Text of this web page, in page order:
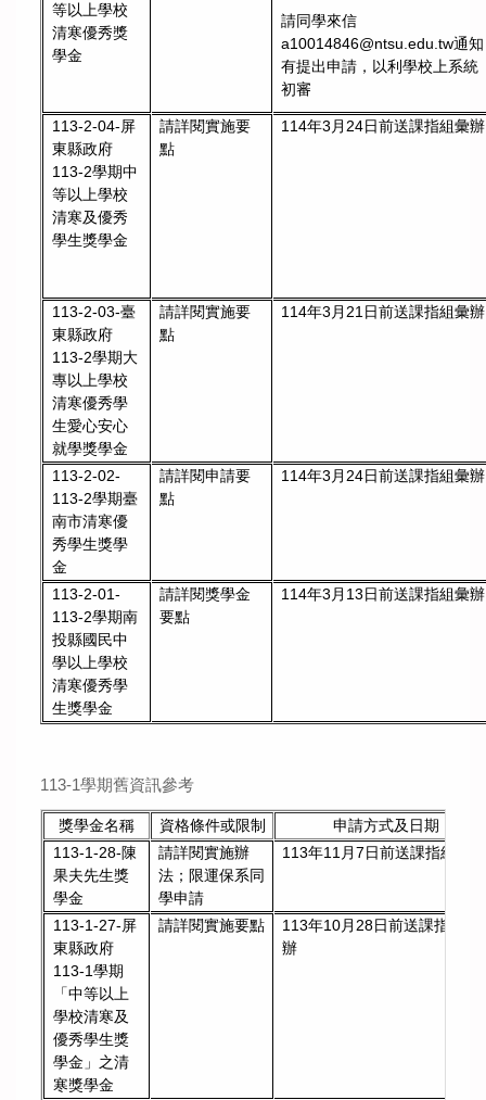
等以上學校
清寒優秀獎
學金
請同學來信
a10014846@ntsu.edu.tw通知
有提出申請，以利學校上系統
初審
113-2-04-屏
東縣政府
113-2學期中
等以上學校
清寒及優秀
學生獎學金
請詳閱實施要
點
114年3月24日前送課指組彙辦
113-2-03-臺
東縣政府
113-2學期大
專以上學校
清寒優秀學
生愛心安心
就學獎學金
請詳閱實施要
點
114年3月21日前送課指組彙辦
113-2-02-
113-2學期臺
南市清寒優
秀學生獎學
金
請詳閱申請要
點
114年3月24日前送課指組彙辦
113-2-01-
113-2學期南
投縣國民中
學以上學校
清寒優秀學
生獎學金
請詳閱獎學金
要點
114年3月13日前送課指組彙辦
113-1學期舊資訊參考
獎學金名稱 資格條件或限制
申請方式及日期
113-1-28-陳
果夫先生獎
學金
請詳閱實施辦
法；限運保系同
學申請
113年11月7日前送課指組彙辦
113-1-27-屏
東縣政府
113-1學期
「中等以上
學校清寒及
優秀學生獎
學金」之清
寒獎學金
請詳閱實施要點
113年10月28日前送課指組彙
辦